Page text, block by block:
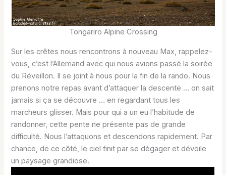
Tongariro Alpine Crossing
Sur les crêtes nous rencontrons à nouveau Max, rappelez-
vous, c’est l’Allemand avec qui nous avions passé la soirée
du Réveillon. Il se joint à nous pour la fin de la rando. Nous
prenons notre repas avant d’attaquer la descente … on sait
jamais si ça se découvre … en regardant tous les
marcheurs glisser. Mais pour qui a un eu l’habitude de
randonner, cette pente ne présente pas de grande
difficulté. Nous l’attaquons et descendons rapidement. Par
chance, de ce côté, le ciel finit par se dégager et dévoile
un paysage grandiose.